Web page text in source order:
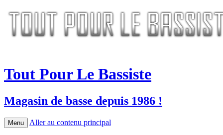
Tout Pour Le Bassiste
Magasin de basse depuis 1986 !
Menu Aller au contenu principal